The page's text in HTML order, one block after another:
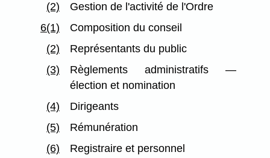
(2)
Gestion de l'activité de l'Ordre
6(1)
Composition du conseil
(2)
Représentants du public
(3)
Règlements administratifs —
élection et nomination
(4)
Dirigeants
(5)
Rémunération
(6)
Registraire et personnel